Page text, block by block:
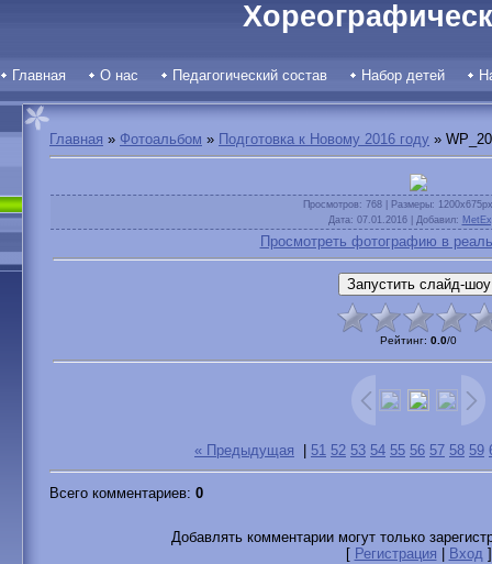
Главная О нас Педагогический состав Набор детей
Главная » Фотоальбом » Подготовка к Новому 2016 году »
Просмотров: 768 | Размеры:
Дата: 07.01.2016 | Добавил:
Просмотреть фотографию в
Рейтинг: 0.0/0
« Предыдущая 51 52 53 54 55 56 57 58 59
Всего комментариев: 0
Добавлять комментарии могут только
[ Регистрация Вход]